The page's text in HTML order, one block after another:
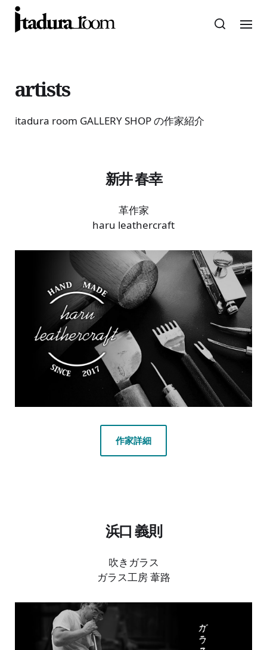
artists
itadura room GALLERY SHOP の作家紹介
新井 春幸
革作家
haru leathercraft
作家詳細
浜口 義則
吹きガラス
ガラス工房 葦路